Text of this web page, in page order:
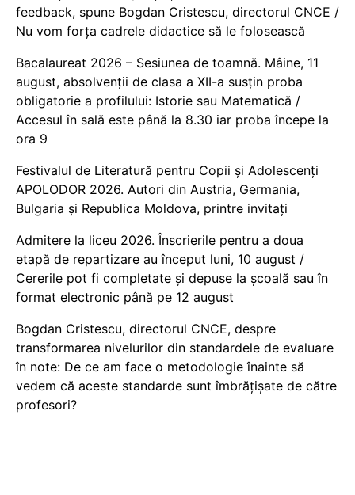
feedback, spune Bogdan Cristescu, directorul CNCE /
Nu vom forța cadrele didactice să le folosească
Bacalaureat 2026 – Sesiunea de toamnă. Mâine, 11
august, absolvenții de clasa a XII-a susțin proba
obligatorie a profilului: Istorie sau Matematică /
Accesul în sală este până la 8.30 iar proba începe la
ora 9
Festivalul de Literatură pentru Copii și Adolescenți
APOLODOR 2026. Autori din Austria, Germania,
Bulgaria și Republica Moldova, printre invitați
Admitere la liceu 2026. Înscrierile pentru a doua
etapă de repartizare au început luni, 10 august /
Cererile pot fi completate și depuse la școală sau în
format electronic până pe 12 august
Bogdan Cristescu, directorul CNCE, despre
transformarea nivelurilor din standardele de evaluare
în note: De ce am face o metodologie înainte să
vedem că aceste standarde sunt îmbrățișate de către
profesori?